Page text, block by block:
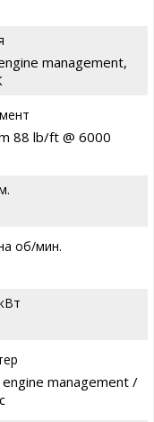
management,
88 lb/ft @ 6000
об/мин.
engine management /